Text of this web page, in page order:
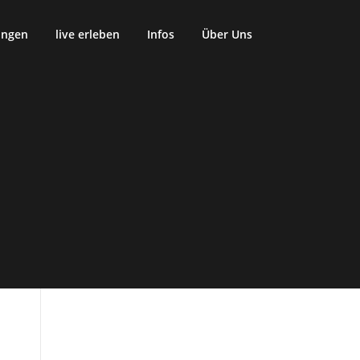
live erleben Infos Über Uns